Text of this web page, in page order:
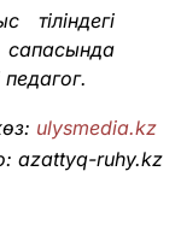
ulysmedia.kz
azattyq-ruhy.kz